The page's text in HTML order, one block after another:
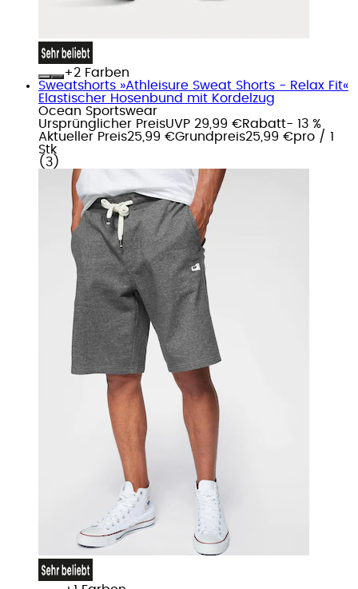
+
Farben
Sweatshorts »Athleisure Sweat Shorts - Relax Fit«
Elastischer Hosenbund mit Kordelzug
Ocean Sportswear
Ursprünglicher PreisUVP 29,99 €Rabatt- 13 %
Aktueller Preis25,99 €Grundpreis25,99 €pro / 1
Stk
( 3 )